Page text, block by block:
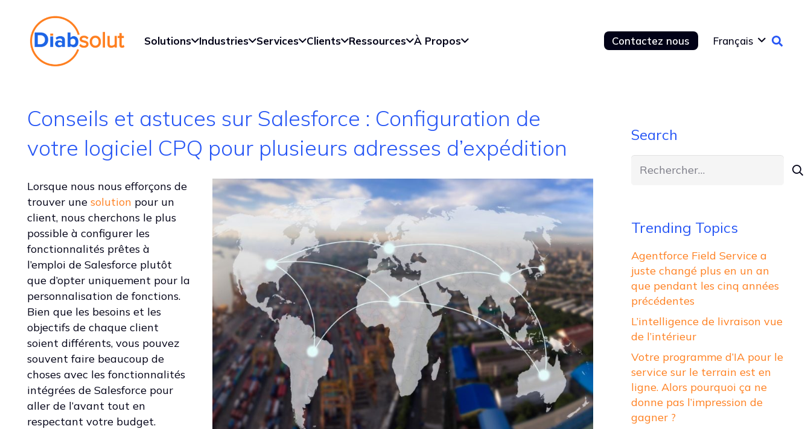
Solutions Industries Services Clients Ressources À Propos Contactez nous Français
Conseils et astuces sur Salesforce : Configuration de
votre logiciel CPQ pour plusieurs adresses d’expédition
Lorsque nous nous efforçons de
trouver une solution pour un
client, nous cherchons le plus
possible à configurer les
fonctionnalités prêtes à
l’emploi de Salesforce plutôt
que d’opter uniquement pour la
personnalisation de fonctions.
Bien que les besoins et les
objectifs de chaque client
soient différents, vous pouvez
souvent faire beaucoup de
choses avec les fonctionnalités
intégrées de Salesforce pour
aller de l’avant tout en
respectant votre budget.
Search
Trending Topics
Agentforce Field Service a
juste changé plus en un an
que pendant les cinq années
précédentes
L’intelligence de livraison vue
de l’intérieur
Votre programme d’IA pour le
service sur le terrain est en
ligne. Alors pourquoi ça ne
donne pas l’impression de
gagner ?